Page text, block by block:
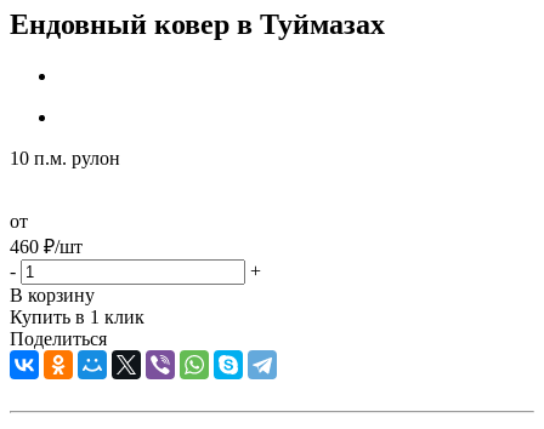
Ендовный ковер в Туймазах
10 п.м. рулон
от
460 ₽/шт
-
+
В корзину
Купить в 1 клик
Поделиться